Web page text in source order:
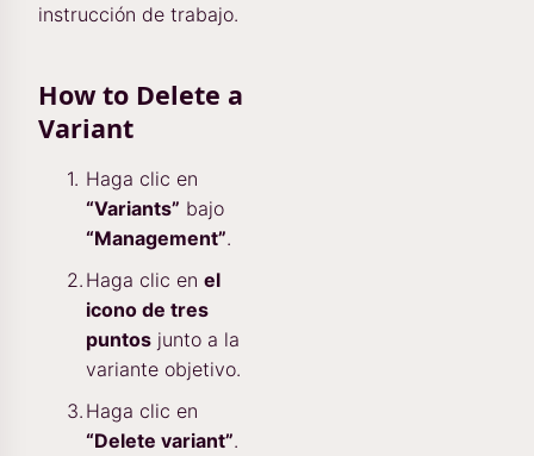
instrucción de trabajo.
How to Delete a
Variant
Haga clic en
“Variants” bajo
“Management”.
Haga clic en el
icono de tres
puntos junto a la
variante objetivo.
Haga clic en
“Delete variant”.